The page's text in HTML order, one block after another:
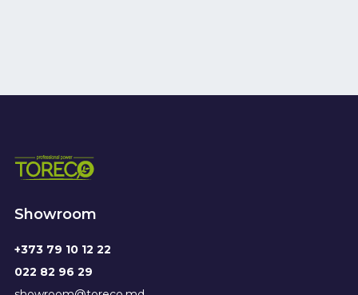
Showroom
+373 79 10 12 22
022 82 96 29